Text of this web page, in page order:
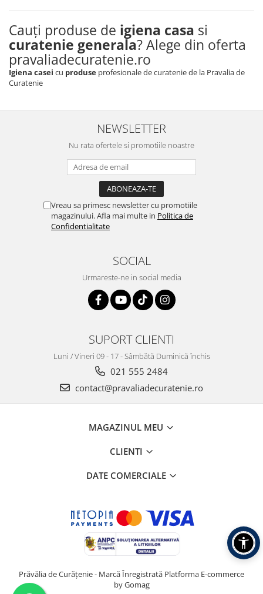
Cauți produse de igiena casa si
curatenie generala? Alege din oferta
pravaliadecuratenie.ro
Igiena casei cu produse profesionale de curatenie de la Pravalia de
Curatenie
NEWSLETTER
Nu rata ofertele si promotiile noastre
Vreau sa primesc newsletter cu promotiile
magazinului. Afla mai multe in Politica de
Confidentialitate
SOCIAL
Urmareste-ne in social media
SUPORT CLIENTI
Luni / Vineri 09 - 17 - Sâmbătă Duminică închis
021 555 2484
contact@pravaliadecuratenie.ro
MAGAZINUL MEU
CLIENTI
DATE COMERCIALE
Prăvălia de Curățenie - Marcă Înregistrată Platforma E-commerce
by Gomag